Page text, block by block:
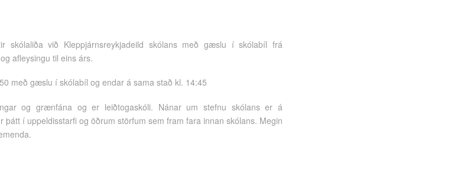
skólaliða við Kleppjárnsreykjadeild skólans með gæslu í skólabíl frá
afleysingu til eins árs.
með gæslu í skólabíl og endar á sama stað kl. 14:45
og grænfána og er leiðtogaskóli. Nánar um stefnu skólans er á
þátt í uppeldisstarfi og öðrum störfum sem fram fara innan skólans. Megin